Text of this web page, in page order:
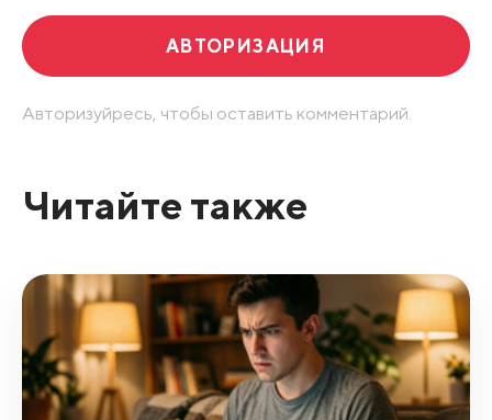
АВТОРИЗАЦИЯ
Авторизуйресь, чтобы оставить комментарий.
Читайте также